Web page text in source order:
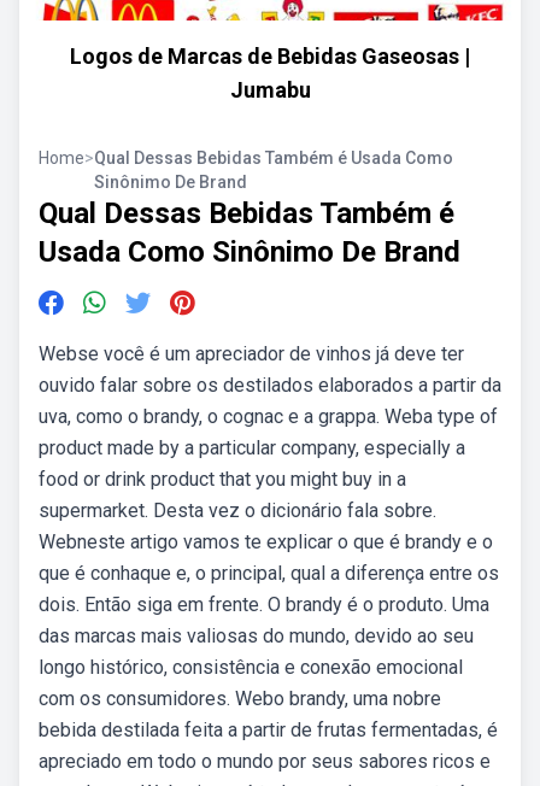
Logos de Marcas de Bebidas Gaseosas |
Jumabu
Home>Qual Dessas Bebidas Também é Usada Como
Sinônimo De Brand
Qual Dessas Bebidas Também é
Usada Como Sinônimo De Brand
Webse você é um apreciador de vinhos já deve ter
ouvido falar sobre os destilados elaborados a partir da
uva, como o brandy, o cognac e a grappa. Weba type of
product made by a particular company, especially a
food or drink product that you might buy in a
supermarket. Desta vez o dicionário fala sobre.
Webneste artigo vamos te explicar o que é brandy e o
que é conhaque e, o principal, qual a diferença entre os
dois. Então siga em frente. O brandy é o produto. Uma
das marcas mais valiosas do mundo, devido ao seu
longo histórico, consistência e conexão emocional
com os consumidores. Webo brandy, uma nobre
bebida destilada feita a partir de frutas fermentadas, é
apreciado em todo o mundo por seus sabores ricos e